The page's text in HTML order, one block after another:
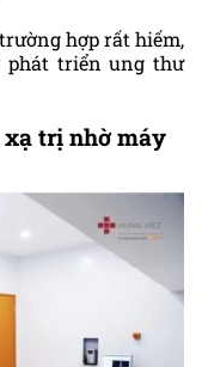
hợp rất hiếm,
phát triển ung thư
xạ trị nhờ máy